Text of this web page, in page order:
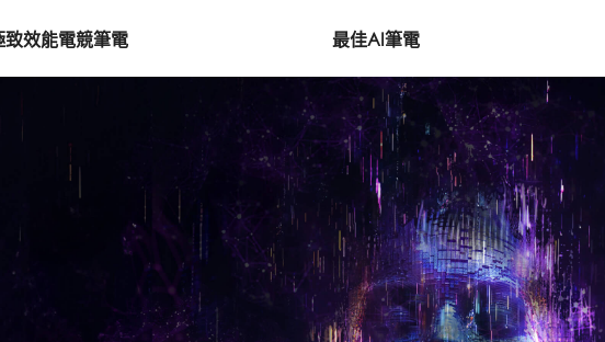
致效能電競筆電
Titan 系列
Raider 系列
Vector 系列
最佳AI筆電
電競系列
Stealth 系列
Pulse 系列
Cyborg 系列
Intel